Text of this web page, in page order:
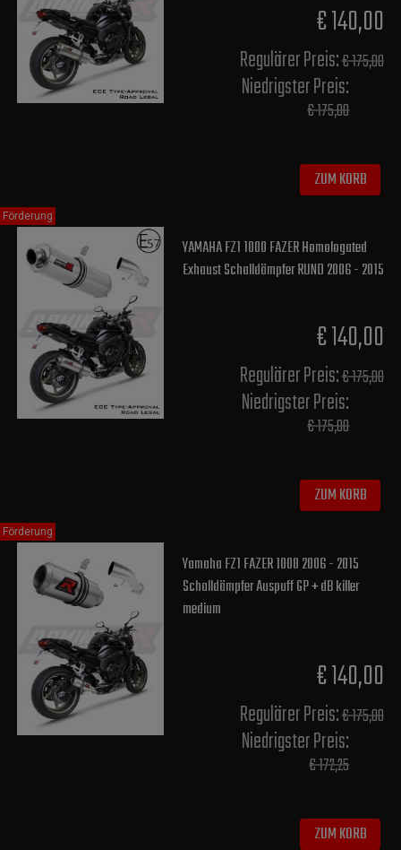
€ 140,00
Regulärer Preis:€ 175,00
Niedrigster Preis:
€ 175,00
ZUM KORB
YAMAHA FZ1 1000 FAZER Homologated
Exhaust Schalldämpfer RUND 2006 - 2015
€ 140,00
Regulärer Preis:€ 175,00
Niedrigster Preis:
€ 175,00
ZUM KORB
Förderung
Yamaha FZ1 FAZER 1000 2006 - 2015
Schalldämpfer Auspuff GP + dB killer
medium
€ 140,00
Regulärer Preis:€ 175,00
Niedrigster Preis:
€ 172,25
ZUM KORB
Förderung